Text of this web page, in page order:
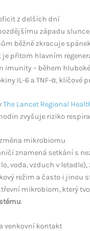
z delších dní
západu
běžně zkracuje
je přitom hlavním
imunity – během hluboké
IL-6 a TNF-α, klíčové
The Lancet Regional
zvyšuje riziko
mikrobiomu
znamená setkání s
voda, vzduch v
režim a často i jinou
mikrobiom, který
.
venkovní kontakt